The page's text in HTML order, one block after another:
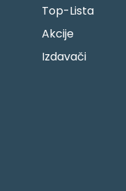
Top-Lista
Akcije
Izdavači